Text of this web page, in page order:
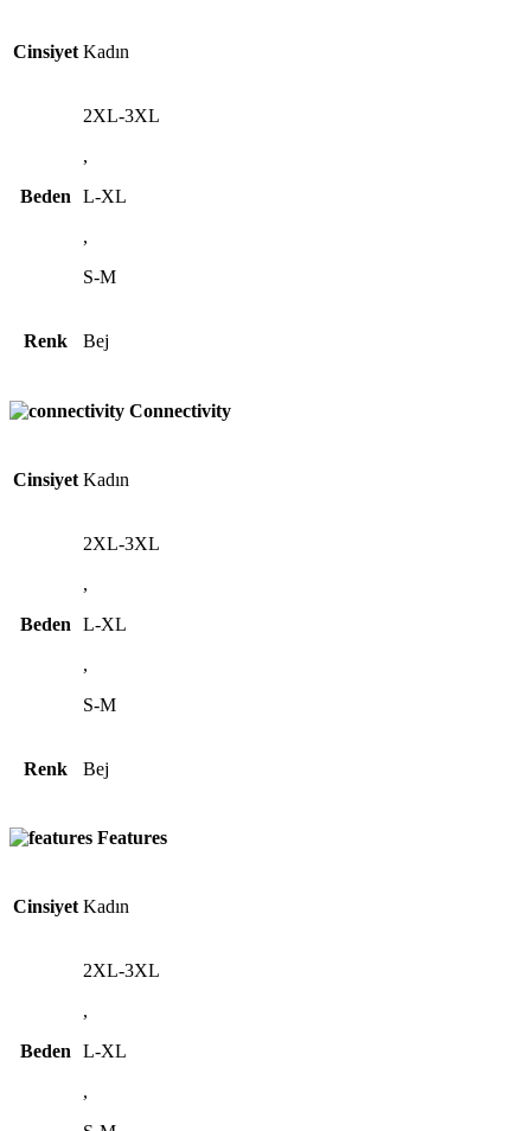
Cinsiyet Kadın
Beden
2XL-3XL
,
L-XL
,
S-M
Renk Bej
Connectivity
Cinsiyet Kadın
Beden
2XL-3XL
,
L-XL
,
S-M
Renk Bej
Features
Cinsiyet Kadın
Beden
2XL-3XL
,
L-XL
,